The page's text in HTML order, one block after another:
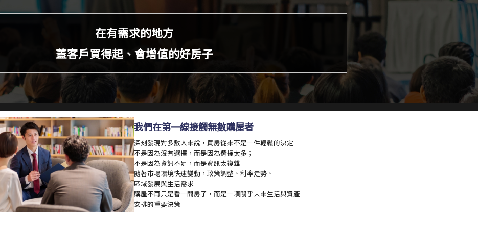
在有需求的地方
蓋客戶買得起、會增值的好房子
我們在第一線接觸無數購屋者
深刻發現對多數人來說， 買房從來不是一件輕鬆的決定
不是因為沒有選擇，而是因為選擇太多；
不是因為資訊不足，而是資訊太複雜
隨著市場環境快速變動，政策調整、利率走勢、
區域發展與生活需求
購屋不再只是看一間房子，而是一項關乎未來生活與資產
安排的重要決策